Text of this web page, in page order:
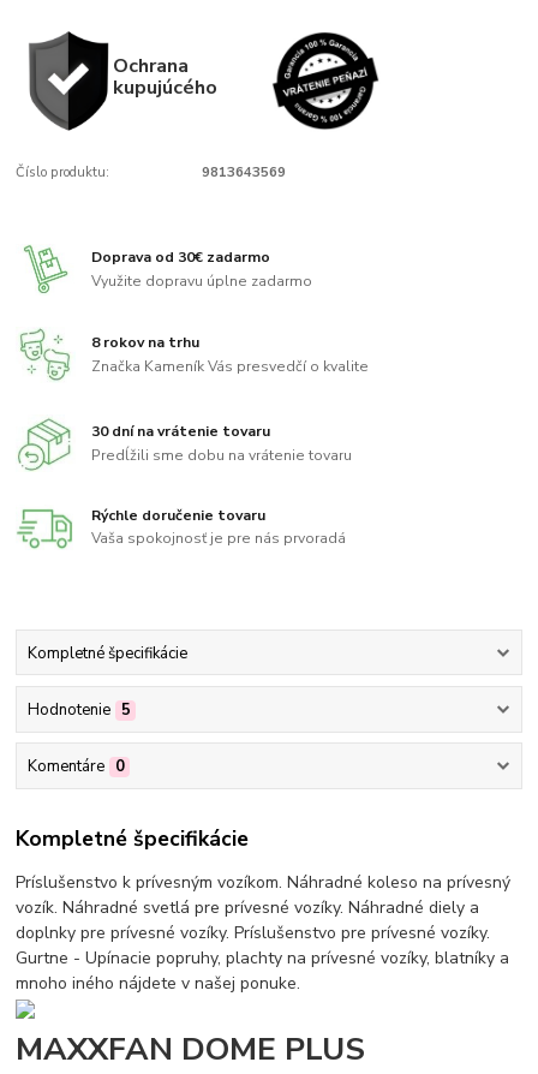
Ochrana
kupujúcého
Číslo produktu: 9813643569
Doprava od 30€ zadarmo
Využite dopravu úplne zadarmo
8 rokov na trhu
Značka Kameník Vás presvedčí o kvalite
30 dní na vrátenie tovaru
Predĺžili sme dobu na vrátenie tovaru
Rýchle doručenie tovaru
Vaša spokojnosť je pre nás prvoradá
Kompletné špecifikácie
Hodnotenie 5
Komentáre 0
Kompletné špecifikácie
Príslušenstvo k prívesným vozíkom. Náhradné koleso na prívesný
vozík. Náhradné svetlá pre prívesné vozíky. Náhradné diely a
doplnky pre prívesné vozíky. Príslušenstvo pre prívesné vozíky.
Gurtne - Upínacie popruhy, plachty na prívesné vozíky, blatníky a
mnoho iného nájdete v našej ponuke.
MAXXFAN DOME PLUS